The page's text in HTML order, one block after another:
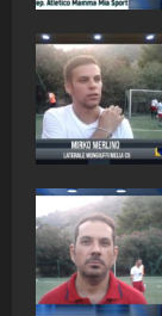
4
5